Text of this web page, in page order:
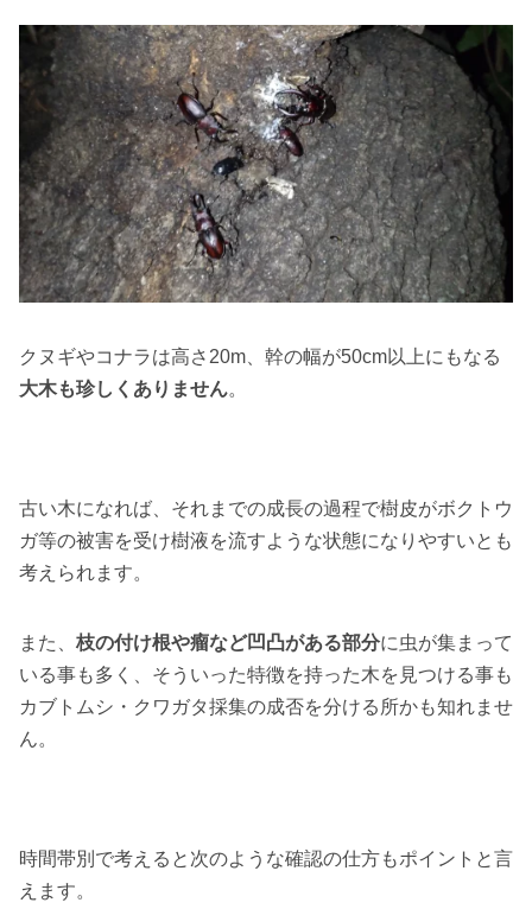
クヌギやコナラは高さ20m、幹の幅が50cm以上にもなる
大木も珍しくありません。
古い木になれば、それまでの成長の過程で樹皮がボクトウ
ガ等の被害を受け樹液を流すような状態になりやすいとも
考えられます。
また、 枝の付け根や瘤など凹凸がある部分に虫が集まって
いる事も多く、そういった特徴を持った木を見つける事も
カブトムシ・クワガタ採集の成否を分ける所かも知れませ
ん。
時間帯別で考えると次のような確認の仕方もポイントと言
えます。